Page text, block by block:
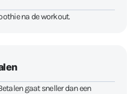
na de workout.
gaat sneller dan een